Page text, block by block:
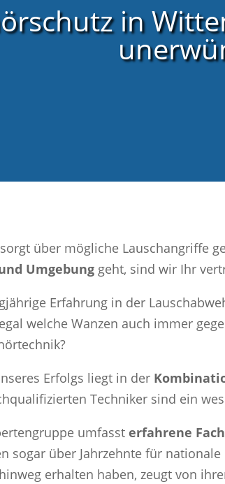
in
über mögliche Lauschangriffe
Umgebung geht, sind wir Ihr
Erfahrung in der
welche Wanzen auch immer
Erfolgs liegt in der
Techniker sind ein
umfassterfahrene
sogar über Jahrzehnte für
erhalten haben, zeugt von